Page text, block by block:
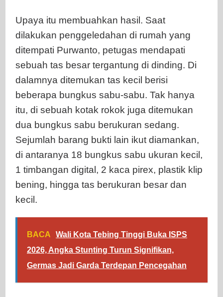
Upaya itu membuahkan hasil. Saat
dilakukan penggeledahan di rumah yang
ditempati Purwanto, petugas mendapati
sebuah tas besar tergantung di dinding. Di
dalamnya ditemukan tas kecil berisi
beberapa bungkus sabu-sabu. Tak hanya
itu, di sebuah kotak rokok juga ditemukan
dua bungkus sabu berukuran sedang.
Sejumlah barang bukti lain ikut diamankan,
di antaranya 18 bungkus sabu ukuran kecil,
1 timbangan digital, 2 kaca pirex, plastik klip
bening, hingga tas berukuran besar dan
kecil.
BACA
Wali Kota Tebing Tinggi Buka ISPS
2026, Angka Stunting Turun Signifikan,
Germas Jadi Garda Terdepan Pencegahan